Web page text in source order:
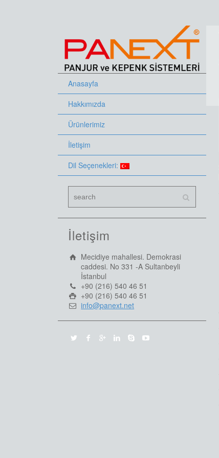
Anasayfa
Hakkımızda
Ürünlerimiz
İletişim
Dil Seçenekleri:
İletişim
Mecidiye mahallesi. Demokrasi
caddesi. No 331 -A Sultanbeyli
İstanbul
+90 (216) 540 46 51
+90 (216) 540 46 51
info@panext.net